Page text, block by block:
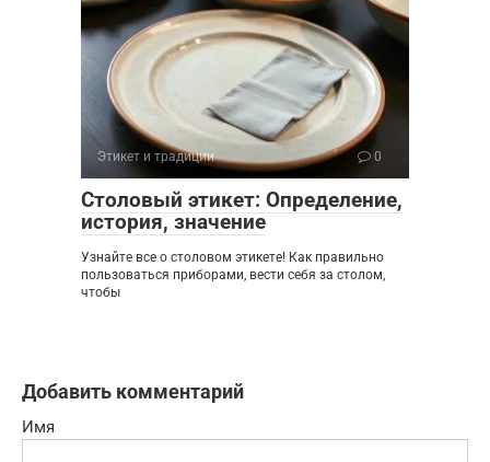
Этикет и традиции 0
Столовый этикет: Определение,
история, значение
Узнайте все о столовом этикете! Как правильно
пользоваться приборами, вести себя за столом,
чтобы
Добавить комментарий
Имя